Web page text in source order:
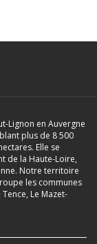
Lignon en Auvergne
plus de 8 500
Elle se
de la Haute-Loire,
Notre territoire
les communes
Le Mazet-